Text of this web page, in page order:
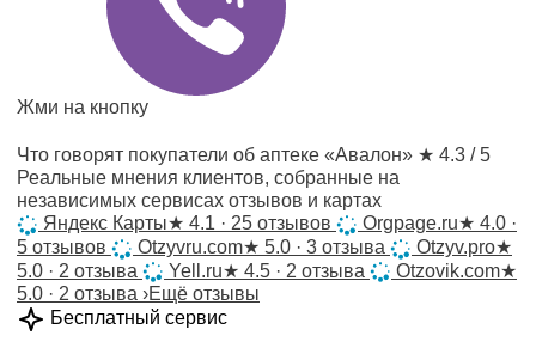
Жми на кнопку
Что говорят покупатели об аптеке «Авалон» ★ 4.3 / 5
Реальные мнения клиентов, собранные на
независимых сервисах отзывов и картах
Яндекс Карты★ 4.1 · 25 отзывов Orgpage.ru★ 4.0 ·
5 отзывов
Otzyvru.com★ 5.0 · 3 отзыва Otzyv.pro★
5.0 · 2 отзыва
Yell.ru★ 4.5 · 2 отзыва Otzovik.com★
5.0 · 2 отзыва ›Ещё отзывы
Бесплатный сервис